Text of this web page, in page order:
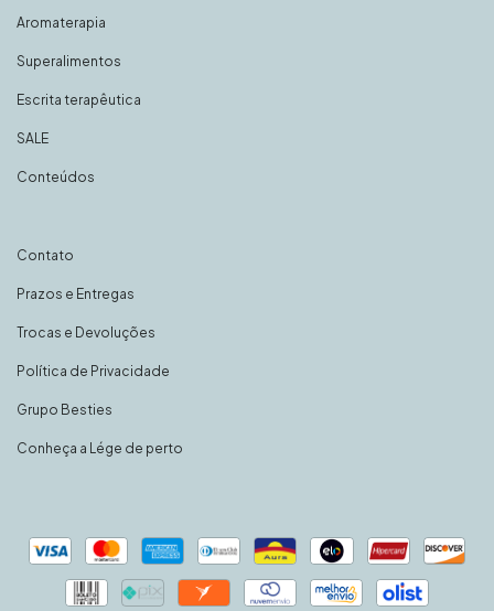
Aromaterapia
Superalimentos
Escrita terapêutica
SALE
Conteúdos
Contato
Prazos e Entregas
Trocas e Devoluções
Política de Privacidade
Grupo Besties
Conheça a Lége de perto